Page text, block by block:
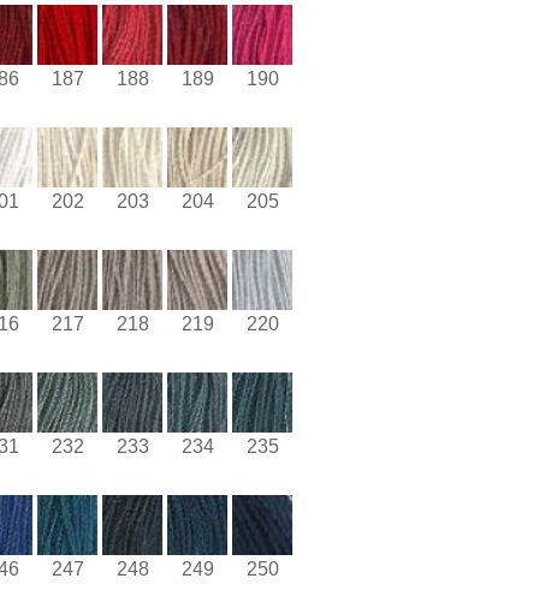
187 188 189 190
202 203 204 205
217 218 219 220
232 233 234 235
247 248 249 250